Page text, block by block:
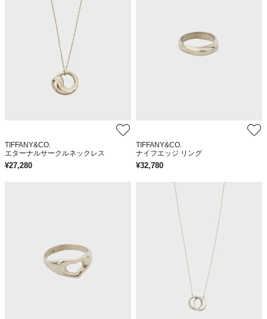
TIFFANY&CO.
エターナルサークルネックレス
¥27,280
TIFFANY&CO.
ナイフエッジ リング
¥32,780